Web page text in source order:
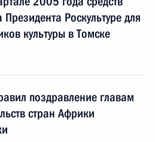
Роскультуре для
культуры в Томске
поздравление главам
стран Африки